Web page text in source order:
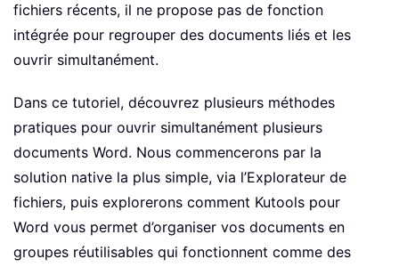
fichiers récents, il ne propose pas de fonction
intégrée pour regrouper des documents liés et les
ouvrir simultanément.
Dans ce tutoriel, découvrez plusieurs méthodes
pratiques pour ouvrir simultanément plusieurs
documents Word. Nous commencerons par la
solution native la plus simple, via l’Explorateur de
fichiers, puis explorerons comment Kutools pour
Word vous permet d’organiser vos documents en
groupes réutilisables qui fonctionnent comme des